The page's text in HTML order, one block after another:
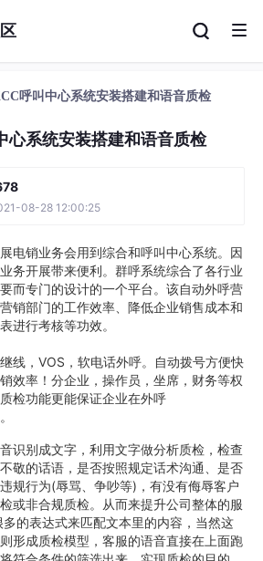
呼叫中心系统安装搭建和语音质检
心系统安装搭建和语音质检
08-28 12:00:25
电销业务会用到综合和呼叫中心系统。因
务开展带来便利。群呼系统综合了各行业
而专门的设计的一个平台。该自动外呼营
销部门的工作效率、降低企业销售成本和
进行考核等功效。
，VOS，软电话外呼。自动拨号方便快
效率！分企业，操作员，坐席，财务等权
检功能更能保证企业在外呼
识别成文字，利用文字做分析质检，检查
敬的话语，是否按照规定话术沟通、是否
规行为(辱骂、争吵等)，有没有侮辱客户
或非合规质检。从而来提升公司整体的服
的表达式来匹配文本里的内容，当然这
形成质检模型，客服的语音直接在上面跑